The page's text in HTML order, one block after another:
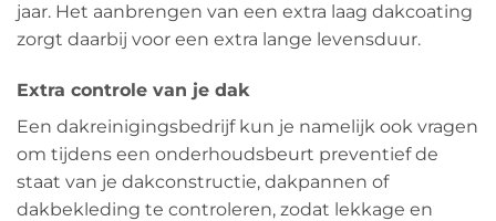
jaar. Het aanbrengen van een extra laag dakcoating
zorgt daarbij voor een extra lange levensduur.
Extra controle van je dak
Een dakreinigingsbedrijf kun je namelijk ook vragen
om tijdens een onderhoudsbeurt preventief de
staat van je dakconstructie, dakpannen of
dakbekleding te controleren, zodat lekkage en